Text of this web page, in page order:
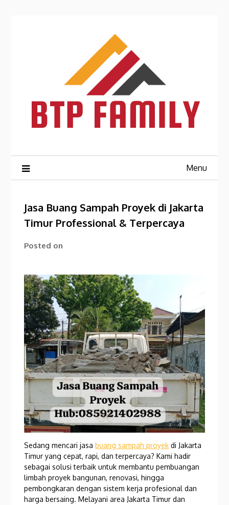
Menu
Jasa Buang Sampah Proyek di Jakarta
Timur Professional & Terpercaya
Posted on
Sedang mencari jasabuang sampah proyek di Jakarta
Timur yang cepat, rapi, dan terpercaya? Kami hadir
sebagai solusi terbaik untuk membantu pembuangan
limbah proyek bangunan, renovasi, hingga
pembongkaran dengan sistem kerja profesional dan
harga bersaing. Melayani area Jakarta Timur dan